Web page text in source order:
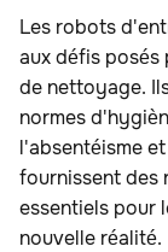
Les robots
aux défis posés
de nettoyage.
normes
l'absentéisme
fournissent des
essentiels pour
nouvelle réalité.